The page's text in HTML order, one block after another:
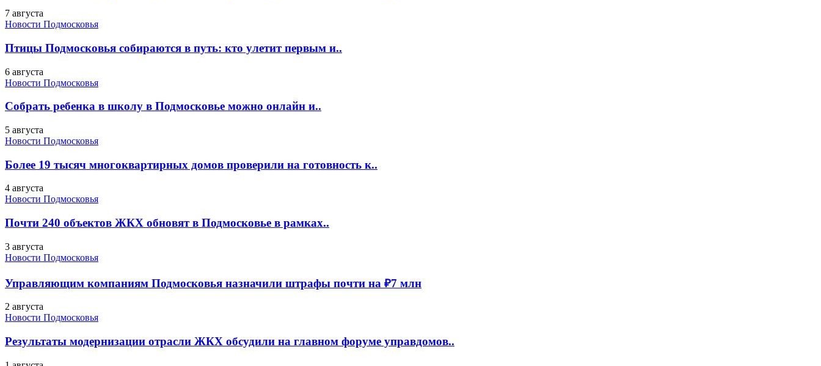
7 августа
Новости Подмосковья
Птицы Подмосковья собираются в путь: кто улетит первым и..
6 августа
Новости Подмосковья
Собрать ребенка в школу в Подмосковье можно онлайн и..
5 августа
Новости Подмосковья
Более 19 тысяч многоквартирных домов проверили на готовность к..
4 августа
Новости Подмосковья
Почти 240 объектов ЖКХ обновят в Подмосковье в рамках..
3 августа
Новости Подмосковья
Управляющим компаниям Подмосковья назначили штрафы почти на ₽7 млн
2 августа
Новости Подмосковья
Результаты модернизации отрасли ЖКХ обсудили на главном форуме управдомов..